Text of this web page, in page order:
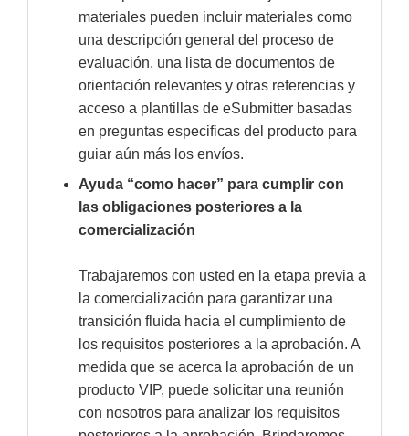
materiales pueden incluir materiales como
una descripción general del proceso de
evaluación, una lista de documentos de
orientación relevantes y otras referencias y
acceso a plantillas de eSubmitter basadas
en preguntas especificas del producto para
guiar aún más los envíos.
Ayuda “como hacer” para cumplir con
las obligaciones posteriores a la
comercialización
Trabajaremos con usted en la etapa previa a
la comercialización para garantizar una
transición fluida hacia el cumplimiento de
los requisitos posteriores a la aprobación. A
medida que se acerca la aprobación de un
producto VIP, puede solicitar una reunión
con nosotros para analizar los requisitos